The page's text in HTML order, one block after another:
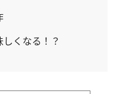
くなる！？